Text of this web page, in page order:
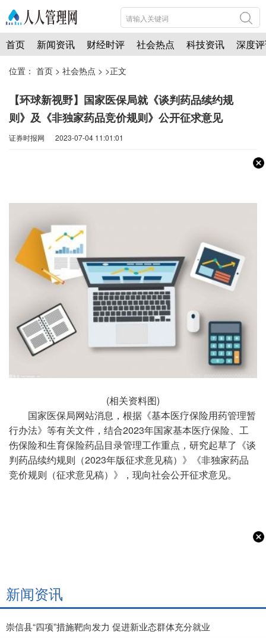
首页 新闻资讯 财经时评 社会热点 科技资讯 深度
位置： 首页 > 社会热点 > >正文
【环球新视野】国家医保局就《谈判药品续约规
则》及《非独家药品竞价规则》公开征求意见
证券时报网 2023-07-04 11:01:01
(相关资料图)
国家医保局网站消息，根据《基本医疗保险用药管理暂
行办法》等有关文件，结合2023年国家基本医疗保险、工
伤保险和生育保险药品目录管理工作重点，研究起草了《谈
判药品续约规则（2023年版征求意见稿）》《非独家药品
竞价规则（征求意见稿）》，现向社会公开征求意见。
新闻资讯
崇信县“四项”措施靶向发力 促进新业态群体充分就业